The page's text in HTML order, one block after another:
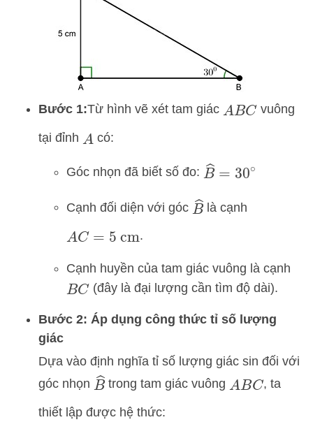
Bước 1:Từ hình vẽ xét tam giác ABCvuông
tại đỉnh A có:
Góc nhọn đã biết số đo: B^= 30∘
Cạnh đối diện với góc B^là cạnh
AC=5 cm .
Cạnh huyền của tam giác vuông là cạnh
BC(đây là đại lượng cần tìm độ dài).
Bước 2: Áp dụng công thức tỉ số lượng
giác
Dựa vào định nghĩa tỉ số lượng giác sin đối với
góc nhọn B^trong tam giác vuông ABC, ta
thiết lập được hệ thức: